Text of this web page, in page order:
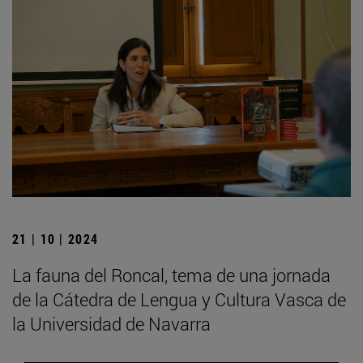
21 | 10 | 2024
La fauna del Roncal, tema de una jornada
de la Cátedra de Lengua y Cultura Vasca de
la Universidad de Navarra